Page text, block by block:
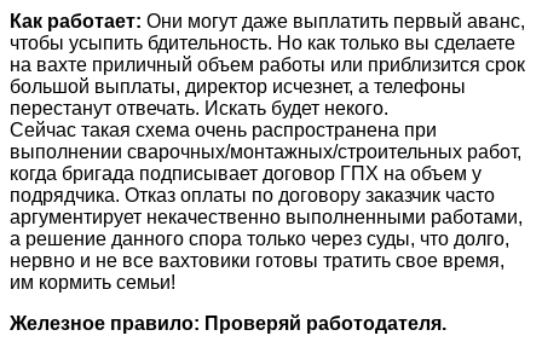
Как работает: Они могут даже выплатить первый аванс,
чтобы усыпить бдительность. Но как только вы сделаете
на вахте приличный объем работы или приблизится срок
большой выплаты, директор исчезнет, а телефоны
перестанут отвечать. Искать будет некого.
Сейчас такая схема очень распространена при
выполнении сварочных/монтажных/строительных работ,
когда бригада подписывает договор ГПХ на объем у
подрядчика. Отказ оплаты по договору заказчик часто
аргументирует некачественно выполненными работами,
а решение данного спора только через суды, что долго,
нервно и не все вахтовики готовы тратить свое время,
им кормить семьи!
Железное правило: Проверяй работодателя.